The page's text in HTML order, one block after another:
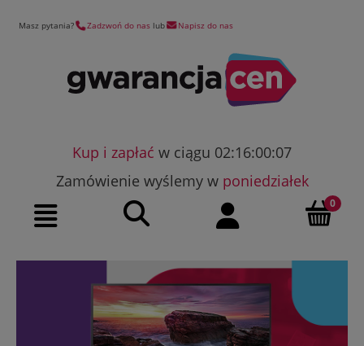
Masz pytania? Zadzwoń do nas lub Napisz do nas
Kup i zapłać w ciągu 02:16:00:06
Zamówienie wyślemy w poniedziałek